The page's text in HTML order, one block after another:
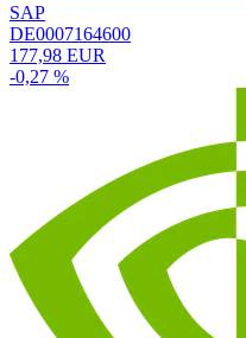
SAP
DE0007164600
177,98 EUR
-0,27 %